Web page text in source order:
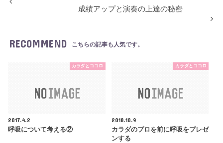
成績アップと演奏の上達の秘密
RECOMMEND こちらの記事も人気です。
カラダとココロ
2017.4.2
呼吸について考える②
カラダとココロ
2018.10.9
カラダのプロを前に呼吸をプレゼ
ンする